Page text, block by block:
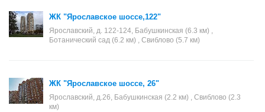
ЖК "Ярославское шоссе,122"
Ярославский, д. 122-124, Бабушкинская (6.3 км) ,
Ботанический сад (6.2 км) , Свиблово (5.7 км)
ЖК "Ярославское шоссе, 26"
Ярославский, д.26, Бабушкинская (2.2 км) , Свиблово (2.3
км)